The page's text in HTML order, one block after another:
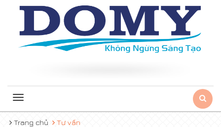
Toggle
Trang chủ
Tư vấn